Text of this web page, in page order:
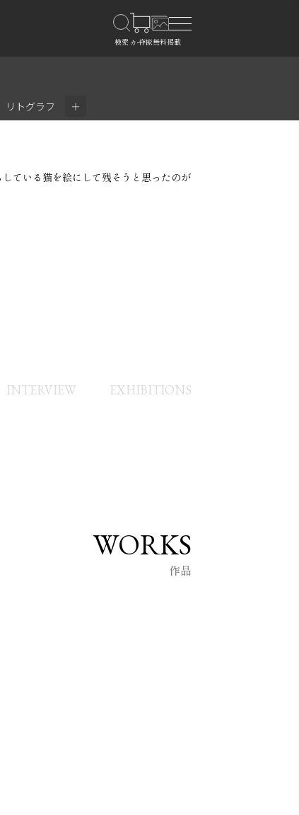
リトグラフ ＋
ている猫を絵にして残そうと思ったのが
INTERVIEW EXHIBITIONS
WORKS
作品